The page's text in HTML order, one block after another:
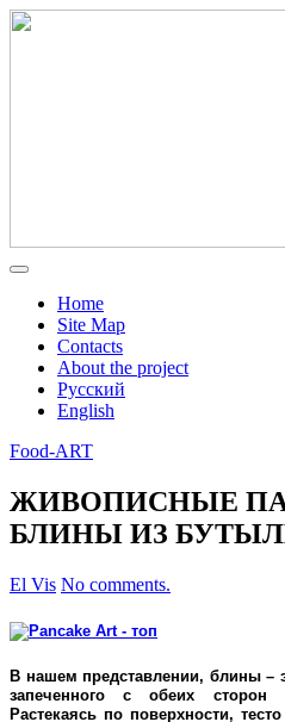
Home
Site Map
Contacts
About the project
Русский
English
Food-ART
ЖИВОПИСНЫЕ
БЛИНЫ ИЗ
El Vis No comments.
В нашем представлении, блины –
запеченного с обеих сторон
Растекаясь по поверхности,